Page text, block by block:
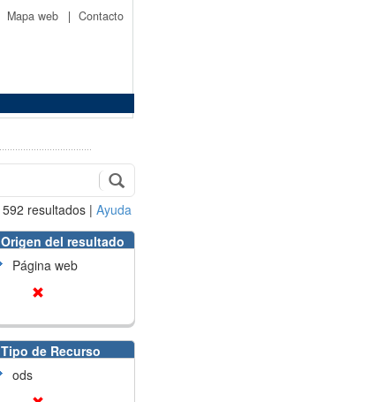
Mapa web | Contacto
592 resultados | Ayuda
Origen del resultado
Página web
Tipo de Recurso
ods